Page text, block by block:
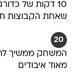
10 דקות של
שאחת הקבוצות
20
המשחק ממשיך
מאוד איבודים